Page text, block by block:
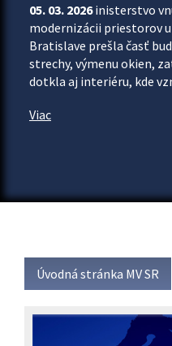
05. 03. 2026inisterstvo
modernizácii priestorov
Bratislave prešla časť
strechy, výmenu okien,
dotkla aj interiéru, kde
Viac
Úvodná stránka MV SR